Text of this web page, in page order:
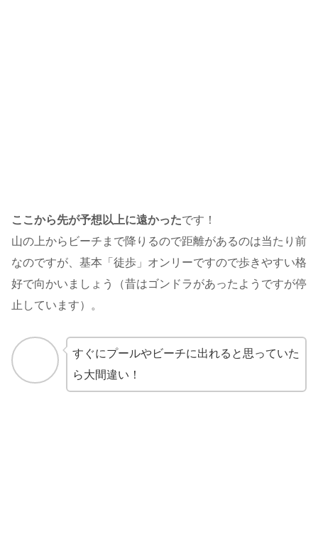
ここから先が予想以上に遠かったです！
山の上からビーチまで降りるので距離があるのは当たり前
なのですが、基本「徒歩」オンリーですので歩きやすい格
好で向かいましょう（昔はゴンドラがあったようですが停
止しています）。
すぐにプールやビーチに出れると思っていた
ら大間違い！